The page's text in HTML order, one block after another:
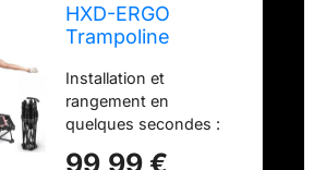
HXD-ERGO
Trampoline
Interieur
Silencieuse
Pliable, Exercice
Cardio Maison
Installation et
rangement en
quelques secondes :
99,99 €